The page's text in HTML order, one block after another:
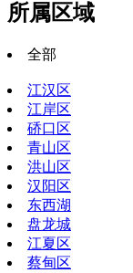
所属区域
全部
江汉区
江岸区
硚口区
青山区
洪山区
汉阳区
东西湖
盘龙城
江夏区
蔡甸区